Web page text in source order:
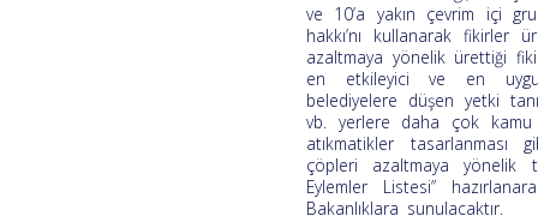
ve 10’a yakın çevrim içi
hakkı’nı kullanarak
azaltmaya yönelik ürettiği
en etkileyici ve en
belediyelere düşen yetki
vb. yerlere daha çok kamu
atıkmatikler
çöpleri azaltmaya yönelik
Eylemler Listesi”
Bakanlıklara sunulacaktır.